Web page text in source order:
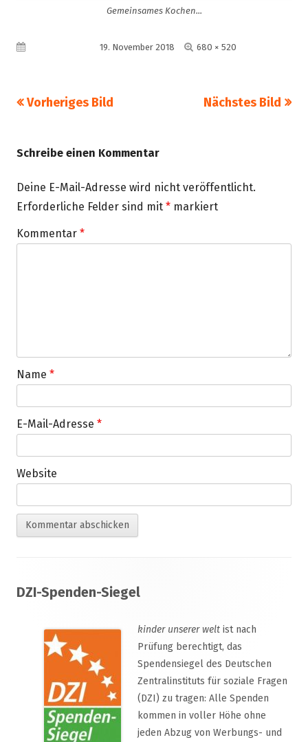
Gemeinsames Kochen...
Veröffentlicht am19. November 2018 Volle
680 × 520
Vorheriges Bild Nächstes Bild
Schreibe einen Kommentar
Deine E-Mail-Adresse wird nicht veröffentlicht.
Erforderliche Felder sind mit * markiert
Kommentar *
Name *
E-Mail-Adresse *
Website
Inhalt
DZI-Spenden-Siegel
kinder unserer welt ist nach
Prüfung berechtigt, das
Spendensiegel des Deutschen
Zentralinstituts für soziale Fragen
(DZI) zu tragen: Alle Spenden
kommen in voller Höhe ohne
jeden Abzug von Werbungs- und